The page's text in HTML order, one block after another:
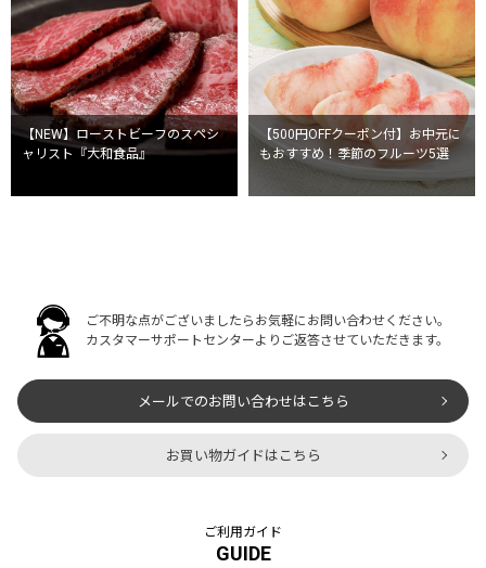
【NEW】ローストビーフのスペシ
ャリスト『大和食品』
【500円OFFクーポン付】お中元に
もおすすめ！季節のフルーツ5選
ご不明な点がございましたらお気軽にお問い合わせください。
カスタマーサポートセンターよりご返答させていただきます。
メールでのお問い合わせはこちら
お買い物ガイドはこちら
ご利用ガイド
GUIDE